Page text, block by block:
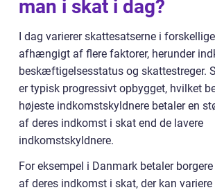
man i skat i dag?
I dag varierer skattesatserne i
afhængigt af flere faktorer, herunder
beskæftigelsesstatus og skattestreger.
er typisk progressivt opbygget, hvilket
højeste indkomstskyldnere betaler en
af deres indkomst i skat end de lavere
indkomstskyldnere.
For eksempel i Danmark betaler borgere
af deres indkomst i skat, der kan